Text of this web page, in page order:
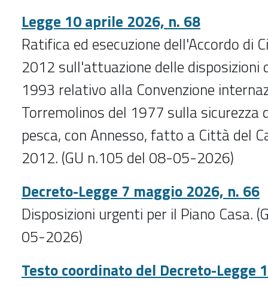
Legge 10 aprile 2026, n. 68
Ratifica ed esecuzione dell'Accordo di
2012 sull'attuazione delle disposizioni
1993 relativo alla Convenzione
Torremolinos del 1977 sulla sicurezza
pesca, con Annesso, fatto a Città del
2012. (GU n.105 del 08-05-2026)
Decreto-Legge 7 maggio 2026, n. 66
Disposizioni urgenti per il Piano Casa.
05-2026)
Testo coordinato del Decreto-Legge